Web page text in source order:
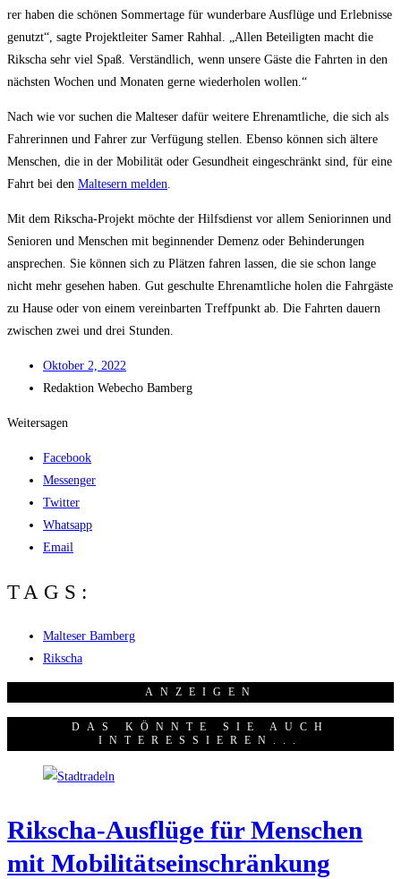
rer haben die schö­nen Som­mer­ta­ge für wun­der­ba­re Aus­flü­ge und Erleb­nis­se
genutzt“, sag­te Pro­jekt­lei­ter Samer Rahhal. „Allen Betei­lig­ten macht die
Rik­scha sehr viel Spaß. Ver­ständ­lich, wenn unse­re Gäs­te die Fahr­ten in den
nächs­ten Wochen und Mona­ten ger­ne wie­der­ho­len wollen.“
Nach wie vor suchen die Mal­te­ser dafür wei­te­re Ehren­amt­li­che, die sich als
Fah­re­rin­nen und Fah­rer zur Ver­fü­gung stel­len. Eben­so kön­nen sich älte­re
Men­schen, die in der Mobi­li­tät oder Gesund­heit ein­ge­schränkt sind, für eine
Fahrt bei den Mal­te­sern mel­den
Mit dem Rik­scha-Pro­jekt möch­te der Hilfs­dienst vor allem Senio­rin­nen und
Senio­ren und Men­schen mit begin­nen­der Demenz oder Behin­de­run­gen
anspre­chen. Sie kön­nen sich zu Plät­zen fah­ren las­sen, die sie schon lan­ge
nicht mehr gese­hen haben. Gut geschul­te Ehren­amt­li­che holen die Fahr­gäs­te
zu Hau­se oder von einem ver­ein­bar­ten Treff­punkt ab. Die Fahr­ten dau­ern
zwi­schen zwei und drei Stunden.
Okto­ber 2, 2022
Redak­ti­on Web­echo Bamberg
Weitersagen
Facebook
Messenger
Twitter
Whatsapp
Email
TAGS:
Malteser Bamberg
Rikscha
ANZEI­GEN
DAS KÖNNTE SIE AUCH
INTERESSIEREN...
Rik­scha-Aus­flü­ge für Men­schen
mit Mobilitätseinschränkung